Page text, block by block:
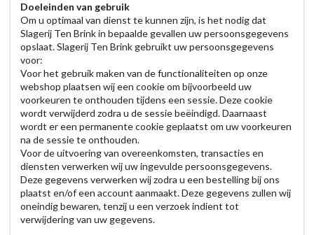
Doeleinden van gebruik
Om u optimaal van dienst te kunnen zijn, is het nodig dat
Slagerij Ten Brink in bepaalde gevallen uw persoonsgegevens
opslaat. Slagerij Ten Brink gebruikt uw persoonsgegevens
voor:
Voor het gebruik maken van de functionaliteiten op onze
webshop plaatsen wij een cookie om bijvoorbeeld uw
voorkeuren te onthouden tijdens een sessie. Deze cookie
wordt verwijderd zodra u de sessie beëindigd. Daarnaast
wordt er een permanente cookie geplaatst om uw voorkeuren
na de sessie te onthouden.
Voor de uitvoering van overeenkomsten, transacties en
diensten verwerken wij uw ingevulde persoonsgegevens.
Deze gegevens verwerken wij zodra u een bestelling bij ons
plaatst en/of een account aanmaakt. Deze gegevens zullen wij
oneindig bewaren, tenzij u een verzoek indient tot
verwijdering van uw gegevens.